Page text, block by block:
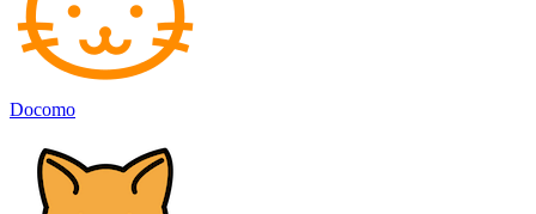
Docomo